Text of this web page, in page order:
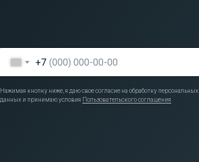
+7
Нажимая кнопку ниже, я даю свое согласие на обработку персональных
данных и принимаю условия Пользовательского соглашения